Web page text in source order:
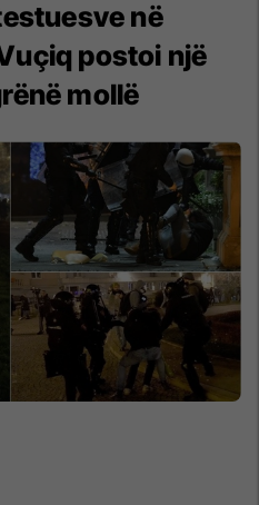
në
postoi një
mollë